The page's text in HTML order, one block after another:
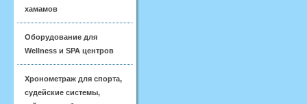
хамамов
Оборудование для
Wellness и SPA центров
Хронометраж для спорта,
судейские системы,